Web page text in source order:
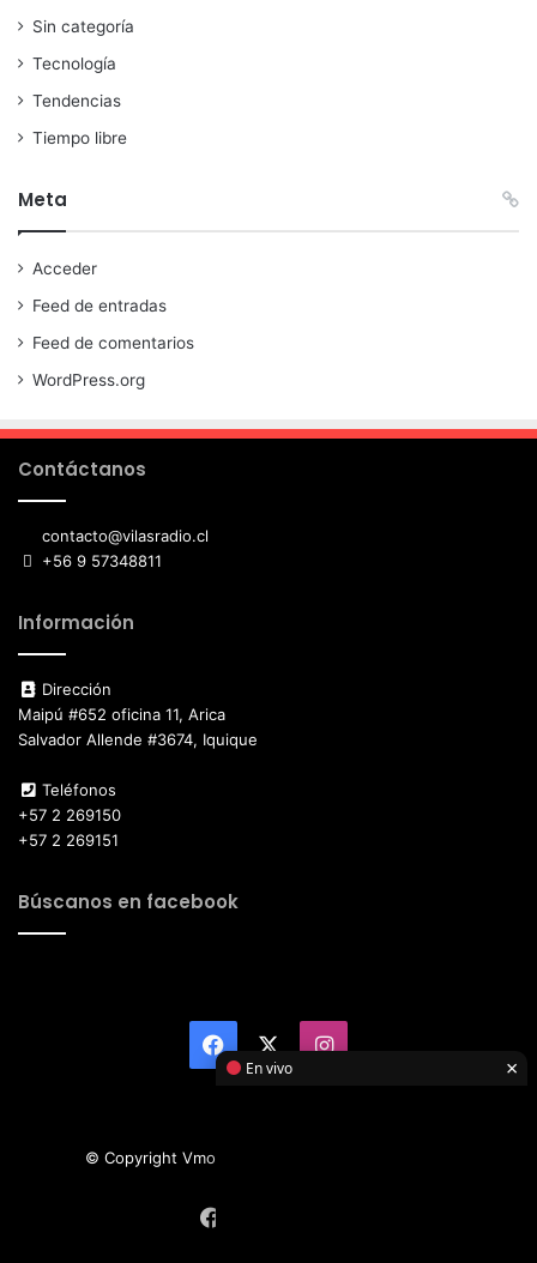
Sin categoría
Tecnología
Tendencias
Tiempo libre
Meta
Acceder
Feed de entradas
Feed de comentarios
WordPress.org
Contáctanos
contacto@vilasradio.cl
+56 9 57348811
Información
Dirección
Maipú #652 oficina 11, Arica
Salvador Allende #3674, Iquique
Teléfonos
+57 2 269150
+57 2 269151
Búscanos en facebook
Facebook Instagram
© Copyright Vmotor TI 2026, All Rights Reserved
En vivo ×